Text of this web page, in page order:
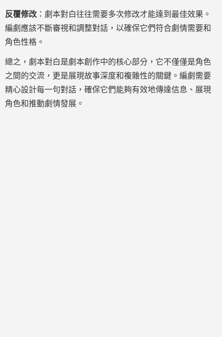
反覆修改 ：劇本對白往往需要多次修改才能達到最佳效果。
編劇應該不斷審視和調整對話，以確保它們符合劇情需要和
角色性格。
總之，劇本對白是劇本創作中的核心部分，它不僅僅是角色
之間的交流，更是展現故事深度和複雜性的關鍵。編劇需要
精心設計每一句對話，確保它們能夠有效地傳達信息、展現
角色和推動劇情發展。